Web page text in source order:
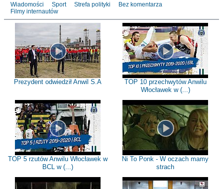
Wiadomości Sport Strefa polityki
Bez komentarza
Filmy internautów
Prezydent odwiedził Anwil S.A
TOP 10 przechwytów Anwilu
Włocławek w (...)
TOP 5 rzutów Anwilu Włocławek w
BCL w (...)
Ni To Ponk - W oczach mamy
strach